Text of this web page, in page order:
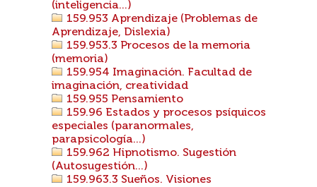
(inteligencia...)
159.953 Aprendizaje (Problemas de
Aprendizaje, Dislexia)
159.953.3 Procesos de la memoria
(memoria)
159.954 Imaginación. Facultad de
imaginación, creatividad
159.955 Pensamiento
159.96 Estados y procesos psíquicos
especiales (paranormales,
parapsicología...)
159.962 Hipnotismo. Sugestión
(Autosugestión...)
159.963.3 Sueños. Visiones